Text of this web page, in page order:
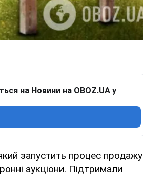
на Новини на OBOZ.UA у
запустить процес продажу
аукціони. Підтримали